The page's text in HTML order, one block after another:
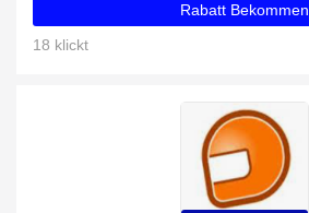
Rabatt Bekommen
18 klickt